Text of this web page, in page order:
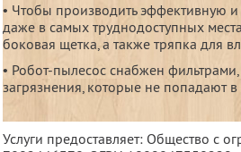
• Чтобы производить эффективную
даже в самых труднодоступных
боковая щетка, а также тряпка для
• Робот-пылесос снабжен
загрязнения, которые не попадают в
Услуги предоставляет: Общество с